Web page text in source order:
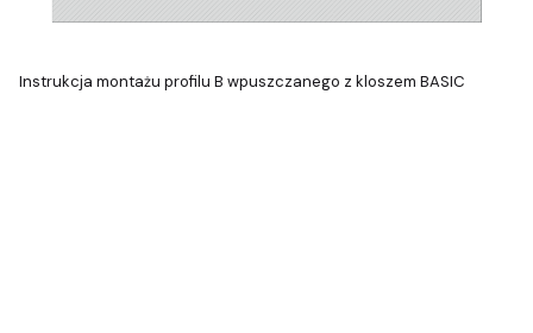
Instrukcja montażu profilu B wpuszczanego z kloszem BASIC